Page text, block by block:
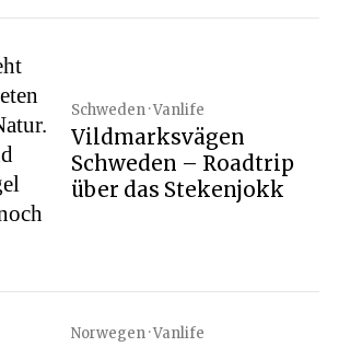
Schweden · Vanlife
Vildmarksvägen
Schweden – Roadtrip
über das Stekenjokk
Norwegen · Vanlife